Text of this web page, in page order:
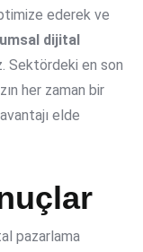
ederek ve
dijital
Sektördeki en son
her zaman bir
elde
pazarlama